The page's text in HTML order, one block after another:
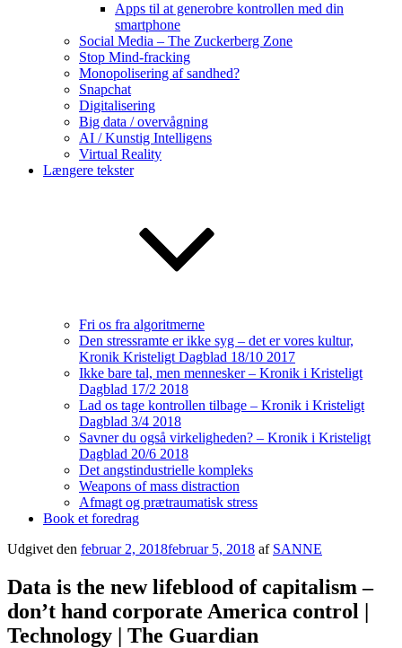
Apps til at generobre kontrollen med din
smartphone
Social Media – The Zuckerberg Zone
Stop Mind-fracking
Monopolisering af sandhed?
Snapchat
Digitalisering
Big data / overvågning
AI / Kunstig Intelligens
Virtual Reality
Længere tekster
Fri os fra algoritmerne
Den stressramte er ikke syg – det er vores kultur,
Kronik Kristeligt Dagblad 18/10 2017
Ikke bare tal, men mennesker – Kronik i Kristeligt
Dagblad 17/2 2018
Lad os tage kontrollen tilbage – Kronik i Kristeligt
Dagblad 3/4 2018
Savner du også virkeligheden? – Kronik i Kristeligt
Dagblad 20/6 2018
Det angstindustrielle kompleks
Weapons of mass distraction
Afmagt og prætraumatisk stress
Book et foredrag
Udgivet den februar 2, 2018februar 5, 2018 af SANNE
Data is the new lifeblood of capitalism –
don’t hand corporate America control |
Technology | The Guardian